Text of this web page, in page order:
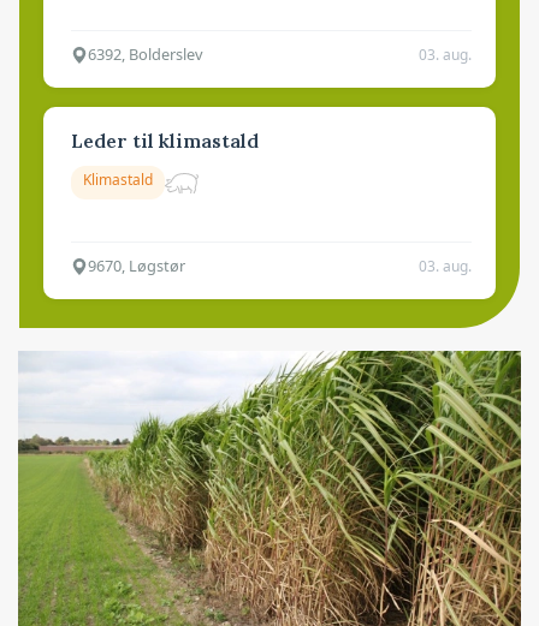
6392, Bolderslev 03. aug.
Leder til klimastald
Klimastald
9670, Løgstør 03. aug.